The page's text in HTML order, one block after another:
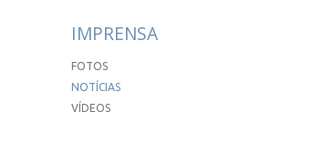
IMPRENSA
FOTOS
NOTÍCIAS
VÍDEOS